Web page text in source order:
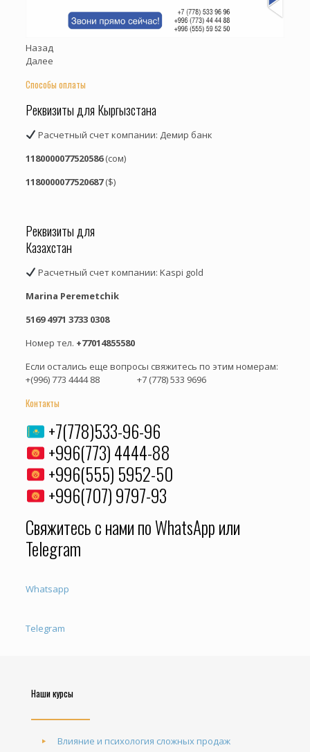
Назад
Далее
Способы оплаты
Реквизиты для Кыргызстана
Расчетный счет компании: Демир банк
1180000077520586(сом)
1180000077520687($)
Реквизиты для
Казахстан
Расчетный счет компании: Kaspi gold
Marina Peremetchik
5169 4971 3733 0308
Номер тел. +77014855580
Если остались еще вопросы свяжитесь по этим номерам:
+(996) 773 4444 88 +7 (778) 533 9696
Контакты
+7(778)533-96-96
+996(773) 4444-88
+996(555) 5952-50
+996(707) 9797-93
Свяжитесь с нами по WhatsApp или
Telegram
Whatsapp
Telegram
Наши курсы
Влияние и психология сложных продаж